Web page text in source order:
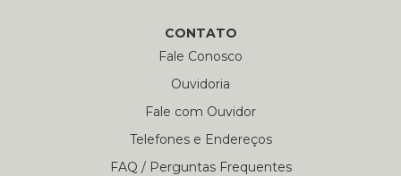
CONTATO
Fale Conosco
Ouvidoria
Fale com Ouvidor
Telefones e Endereços
FAQ / Perguntas Frequentes